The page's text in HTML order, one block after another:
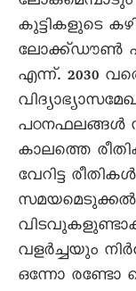
കുട്ടികളുടെ
ലോക്ക്ഡൗൺ
എന്ന്. 2030
പഠനഫലങ്ങൾ
കാലത്തെ
വേറിട്ട
സമയമെടുക്കൽ
വളർച്ചയും
ഒന്നോ രണ്ടോ